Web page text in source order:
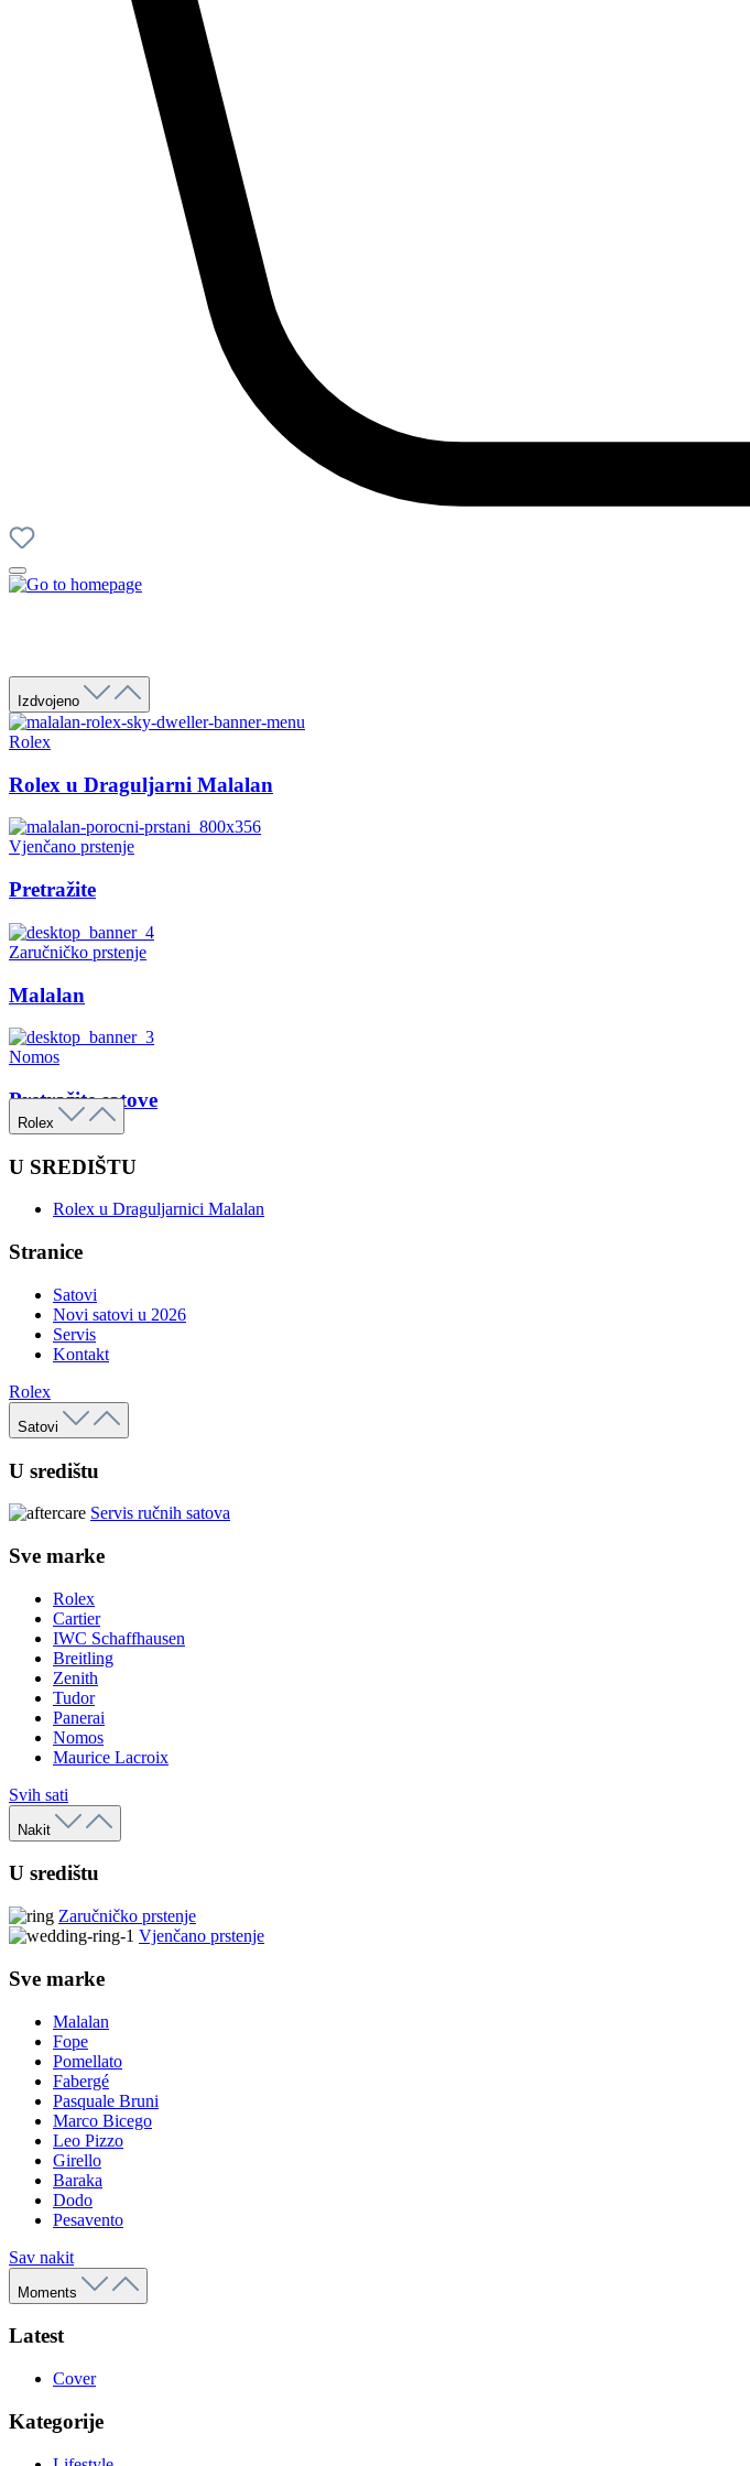
Izdvojeno
Rolex
Rolex u Draguljarni Malalan
Vjenčano prstenje
Pretražite
Zaručničko prstenje
Malalan
Nomos
Pretražite satove
Rolex
U SREDIŠTU
Rolex u Draguljarnici Malalan
Stranice
Satovi
Novi satovi u 2026
Servis
Kontakt
Rolex
Satovi
U središtu
Servis ručnih satova
Sve marke
Rolex
Cartier
IWC Schaffhausen
Breitling
Zenith
Tudor
Panerai
Nomos
Maurice Lacroix
Svih sati
Nakit
U središtu
Zaručničko prstenje
Vjenčano prstenje
Sve marke
Malalan
Fope
Pomellato
Fabergé
Pasquale Bruni
Marco Bicego
Leo Pizzo
Girello
Baraka
Dodo
Pesavento
Sav nakit
Moments
Latest
Cover
Kategorije